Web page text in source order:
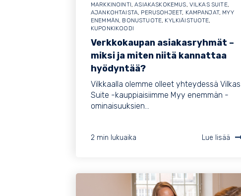
MARKKINOINTI,ASIAKASKOKEMUS, VILKAS SUITE,
AJANKOHTAISTA, PERUSOHJEET, KAMPANJAT, MYY
ENEMMÄN, BONUSTUOTE, KYLKIÄISTUOTE,
KUPONKIKOODI
Verkkokaupan asiakasryhmät –
miksi ja miten niitä kannattaa
hyödyntää?
Vilkkaalla olemme olleet yhteydessä Vilkas
Suite -kauppiaisiimme Myy enemmän -
ominaisuuksien...
2 min lukuaika Lue lisää